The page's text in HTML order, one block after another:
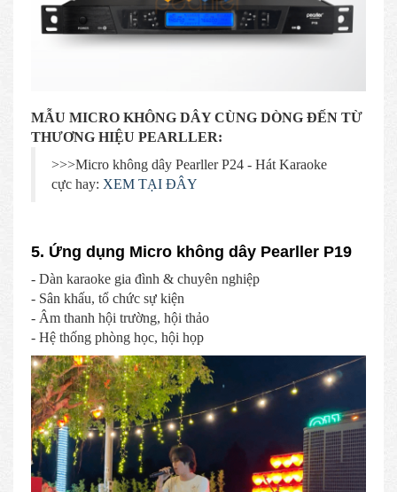
MẪU MICRO KHÔNG DÂY CÙNG DÒNG ĐẾN TỪ
THƯƠNG HIỆU PEARLLER:
>>>Micro không dây Pearller P24 - Hát Karaoke
cực hay: XEM TẠI ĐÂY
5. Ứng dụng Micro không dây Pearller P19
- Dàn karaoke gia đình & chuyên nghiệp
- Sân khấu, tổ chức sự kiện
- Âm thanh hội trường, hội thảo
- Hệ thống phòng học, hội họp